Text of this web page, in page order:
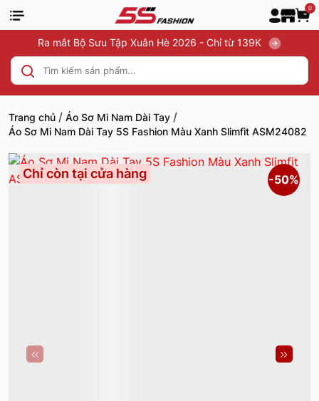
0
Ra mắt Bộ Sưu Tập Xuân Hè 2026 - Chỉ từ 139K
Trang chủ / Áo Sơ Mi Nam Dài Tay /
Áo Sơ Mi Nam Dài Tay 5S Fashion Màu Xanh Slimfit ASM24082
Chỉ còn tại cửa hàng -50%